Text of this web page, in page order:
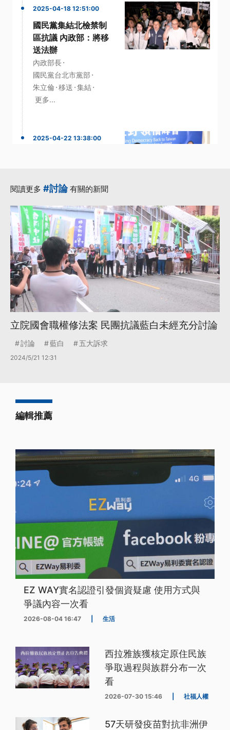
2025-04-18 12:51:00
國民黨集結北檢禁制
區抗議 內政部：將移
送法辦
內政部長·
國民黨台北市黨部 ·
朱立倫 ·移送 ·集結 ·
更多...
2025-04-22 13:38:00
國民黨主席 ·
在野領袖峰會 朱立倫·
民眾黨主席·縣市首長·
更多...
閱讀更多 #討論有關的新聞
立院國會職權修法案 民團抗議藍白未經充分討論
討論 藍白 五大訴求
2024/5/21 12:31
編輯推薦
EZ WAY實名認證引發個資疑慮 使用方式與
爭議內容一次看
2026-08-04 16:47 生活
西拉雅族獲核定原住民族
爭取過程與族群分布一次
看
2026-07-30 15:46 社福人權
57天研發疫苗對抗非洲伊